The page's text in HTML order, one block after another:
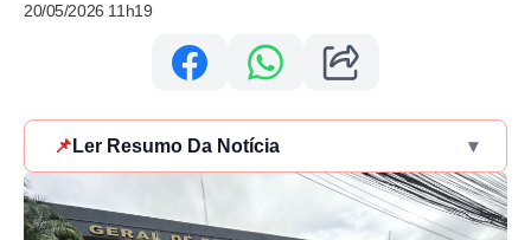
20/05/2026 11h19
📌 Ler Resumo Da Notícia ▾